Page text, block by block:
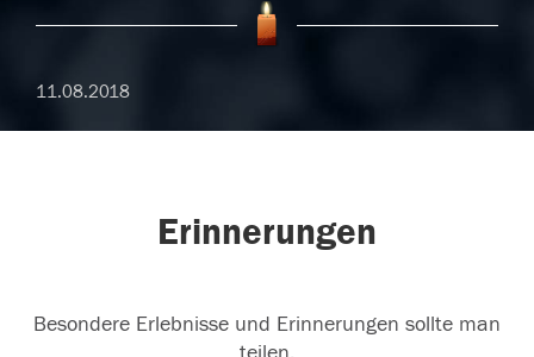
11.08.2018
Erinnerungen
Besondere Erlebnisse und Erinnerungen sollte man